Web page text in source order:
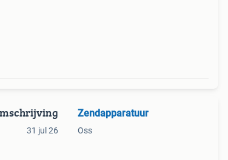
31 jul 26
Zendapparatuur
Oss